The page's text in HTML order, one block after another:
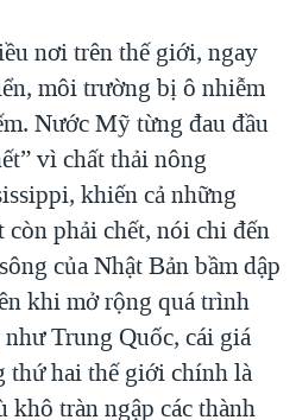
nơi trên thế giới, ngay
môi trường bị ô nhiễm
Nước Mỹ từng đau đầu
vì chất thải nông
khiến cả những
còn phải chết, nói chi đến
của Nhật Bản bầm dập
khi mở rộng quá trình
Trung Quốc, cái giá
thứ hai thế giới chính là
tràn ngập các thành